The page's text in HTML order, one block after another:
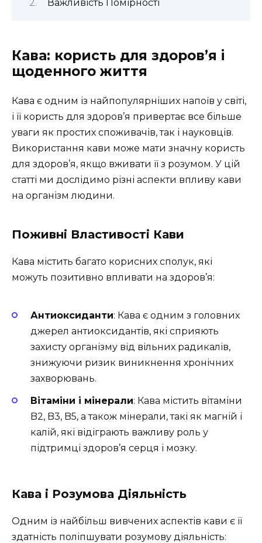
Важливість Помірності
Кава: користь для здоров’я і
щоденного життя
Кава є одним із найпопулярніших напоїв у світі,
і її користь для здоров’я привертає все більше
уваги як простих споживачів, так і науковців.
Використання кави може мати значну користь
для здоров’я, якщо вживати її з розумом. У цій
статті ми дослідимо різні аспекти впливу кави
на організм людини.
Поживні Властивості Кави
Кава містить багато корисних сполук, які
можуть позитивно впливати на здоров’я:
Антиоксиданти: Кава є одним з головних
джерел антиоксидантів, які сприяють
захисту організму від вільних радикалів,
знижуючи ризик виникнення хронічних
захворювань.
Вітаміни і мінерали: Кава містить вітаміни
B2, B3, B5, а також мінерали, такі як магній і
калій, які відіграють важливу роль у
підтримці здоров’я серця і мозку.
Кава і Розумова Діяльність
Одним із найбільш вивчених аспектів кави є її
здатність поліпшувати розумову діяльність: